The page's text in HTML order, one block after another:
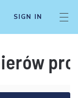
SIGN IN